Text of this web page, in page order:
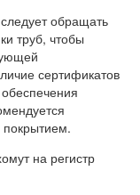
обращать
труб, чтобы
сертификатов
покрытием.
на регистр